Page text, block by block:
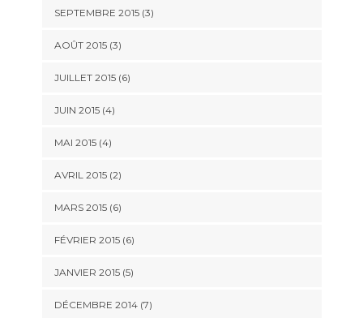
SEPTEMBRE 2015(3)
AOÛT 2015(3)
JUILLET 2015(6)
JUIN 2015(4)
MAI 2015(4)
AVRIL 2015(2)
MARS 2015(6)
FÉVRIER 2015(6)
JANVIER 2015(5)
DÉCEMBRE 2014(7)